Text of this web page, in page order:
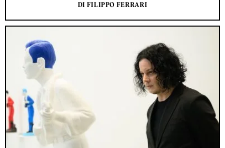
DI FILIPPO FERRARI